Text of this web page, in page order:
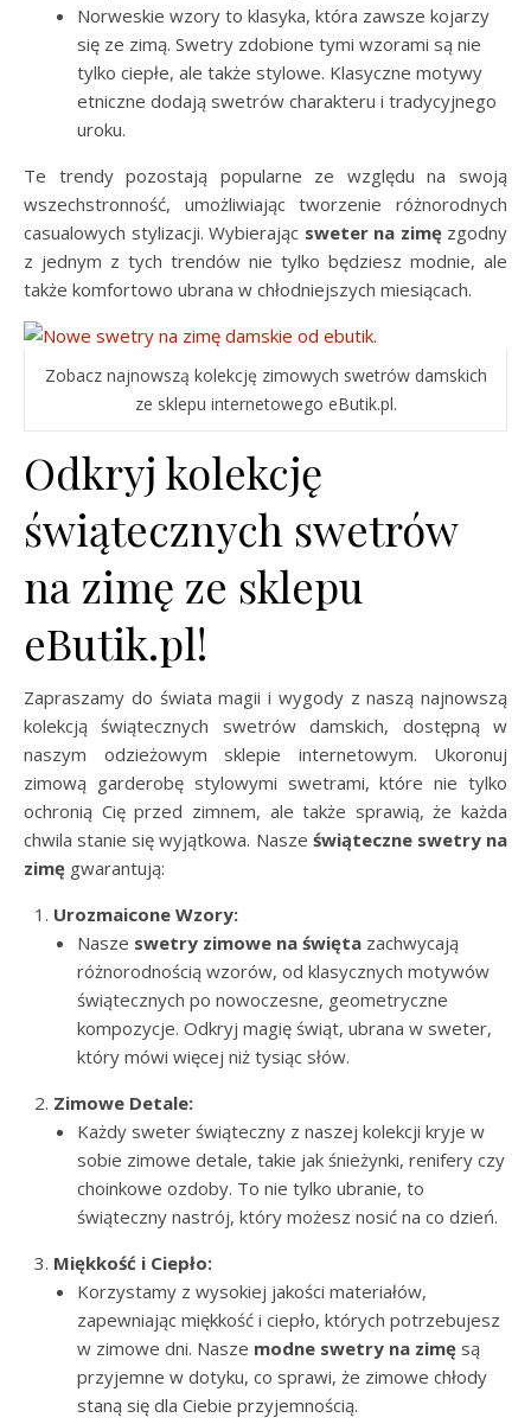
Norweskie wzory to klasyka, która zawsze kojarzy
się ze zimą. Swetry zdobione tymi wzorami są nie
tylko ciepłe, ale także stylowe. Klasyczne motywy
etniczne dodają swetrów charakteru i tradycyjnego
uroku.
Te trendy pozostają popularne ze względu na swoją
wszechstronność, umożliwiając tworzenie różnorodnych
casualowych stylizacji. Wybierając sweter na zimęzgodny
z jednym z tych trendów nie tylko będziesz modnie, ale
także komfortowo ubrana w chłodniejszych miesiącach.
Zobacz najnowszą kolekcję zimowych swetrów damskich
ze sklepu internetowego eButik.pl.
Odkryj kolekcję
świątecznych swetrów
na zimę ze sklepu
eButik.pl!
Zapraszamy do świata magii i wygody z naszą najnowszą
kolekcją świątecznych swetrów damskich, dostępną w
naszym odzieżowym sklepie internetowym. Ukoronuj
zimową garderobę stylowymi swetrami, które nie tylko
ochronią Cię przed zimnem, ale także sprawią, że każda
chwila stanie się wyjątkowa. Nasze świąteczne swetry na
zimę gwarantują:
Urozmaicone Wzory:
Nasze swetry zimowe na święta zachwycają
różnorodnością wzorów, od klasycznych motywów
świątecznych po nowoczesne, geometryczne
kompozycje. Odkryj magię świąt, ubrana w sweter,
który mówi więcej niż tysiąc słów.
Zimowe Detale:
Każdy sweter świąteczny z naszej kolekcji kryje w
sobie zimowe detale, takie jak śnieżynki, renifery czy
choinkowe ozdoby. To nie tylko ubranie, to
świąteczny nastrój, który możesz nosić na co dzień.
Miękkość i Ciepło:
Korzystamy z wysokiej jakości materiałów,
zapewniając miękkość i ciepło, których potrzebujesz
w zimowe dni. Nasze modne swetry na zimę są
przyjemne w dotyku, co sprawi, że zimowe chłody
staną się dla Ciebie przyjemnością.